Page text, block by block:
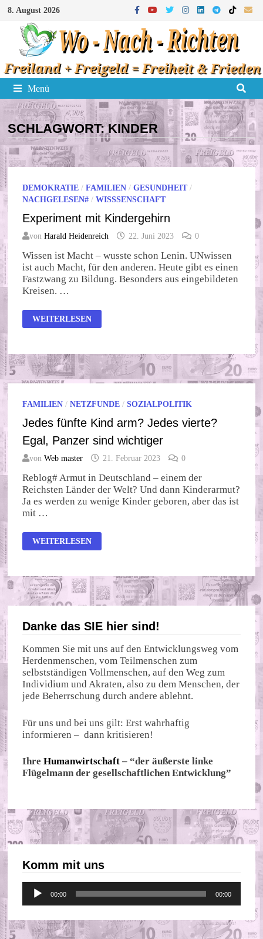
Zum
Inhalt
springen
8. August 2026
Menü
SCHLAGWORT:KINDER
DEMOKRATIE /FAMILIEN /GESUNDHEIT/
NACHGELESEN# /WISSSENSCHAFT
Experiment mit Kindergehirn
vonHarald Heidenreich 22. Juni 2023 0
Wissen ist Macht – wusste schon Lenin. UNwissen
ist auch Macht, für den anderen. Heute gibt es einen
Fastzwang zu Bildung. Besonders aus eingebildeten
Kreisen. …
EXPERIMENT
MIT
WEITERLESEN
FAMILIEN /NETZFUNDE /SOZIALPOLITIK
Jedes fünfte Kind arm? Jedes vierte?
Egal, Panzer sind wichtiger
vonWeb master 21. Februar 2023 0
Reblog# Armut in Deutschland – einem der
Reichsten Länder der Welt? Und dann Kinderarmut?
Ja es werden zu wenige Kinder geboren, aber das ist
mit …
JEDES
FÜNFTE
VIERTE?
EGAL,
PANZER
SIND
WEITERLESEN
Danke das SIE hier sind!
Kommen Sie mit uns auf den Entwicklungsweg vom
Herdenmenschen, vom Teilmenschen zum
selbstständigen Vollmenschen, auf den Weg zum
Individium und Akraten, also zu dem Menschen, der
jede Beherrschung durch andere ablehnt.
Für uns und bei uns gilt: Erst wahrhaftig
informieren – dann kritisieren!
IhreHumanwirtschaft – “der äußerste linke
Flügelmann der gesellschaftlichen Entwicklung”
Komm mit uns
Audio-
Player
00:00 00:00